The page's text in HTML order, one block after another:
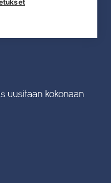
uusitaan kokonaan